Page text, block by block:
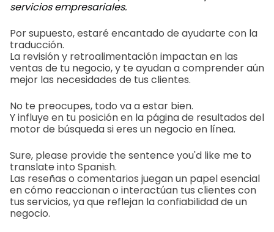
servicios empresariales.
Por supuesto, estaré encantado de ayudarte con la
traducción.
La revisión y retroalimentación impactan en las
ventas de tu negocio, y te ayudan a comprender aún
mejor las necesidades de tus clientes.
No te preocupes, todo va a estar bien.
Y influye en tu posición en la página de resultados del
motor de búsqueda si eres un negocio en línea.
Sure, please provide the sentence you'd like me to
translate into Spanish.
Las reseñas o comentarios juegan un papel esencial
en cómo reaccionan o interactúan tus clientes con
tus servicios, ya que reflejan la confiabilidad de un
negocio.